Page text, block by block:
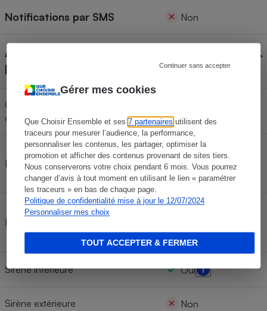
Gérer mes cookies
Que Choisir Ensemble et ses7 partenaires utilisent des
traceurs pour mesurer l’audience, la performance,
personnaliser les contenus, les partager, optimiser la
promotion et afficher des contenus provenant de sites tiers.
Nous conserverons votre choix pendant 6 mois. Vous pourrez
changer d’avis à tout moment en utilisant le lien « paramétrer
les traceurs » en bas de chaque page.
Politique de confidentialité mise à jour le 12/07/2024
Personnaliser mes choix
Continuer sans accepter
TOUT ACCEPTER & FERMER
Notifications par SMS Non
Accessoires inclus dans
le kit
Caméra intérieure avec détecteur
de mouvement
Détecteur ouverture porte/fenêtre
1 (référence 5B28S5
et qui coûte environ
26 euros)
Détecteur(s) de mouvement
36 euros)
Sirène intérieure Oui
Sirène extérieure Non